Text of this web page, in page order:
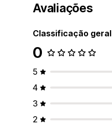
Avaliações
Classificação geral
0
5
4
3
2